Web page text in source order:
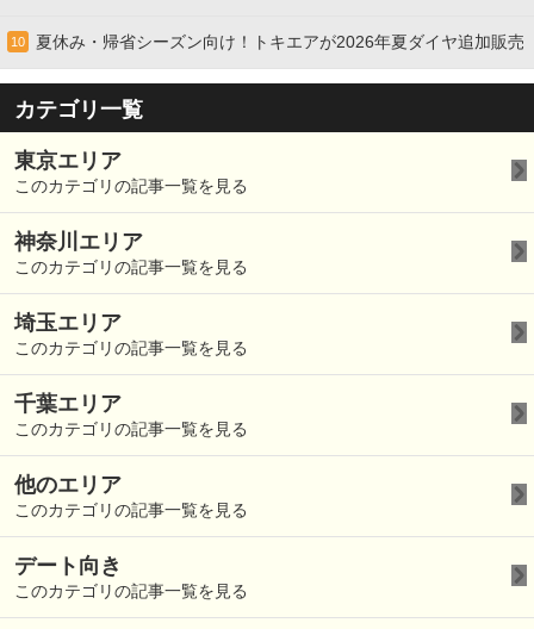
10 夏休み・帰省シーズン向け！トキエアが2026年夏ダイヤ追加販売
カテゴリ一覧
東京エリア
このカテゴリの記事一覧を見る
神奈川エリア
このカテゴリの記事一覧を見る
埼玉エリア
このカテゴリの記事一覧を見る
千葉エリア
このカテゴリの記事一覧を見る
他のエリア
このカテゴリの記事一覧を見る
デート向き
このカテゴリの記事一覧を見る